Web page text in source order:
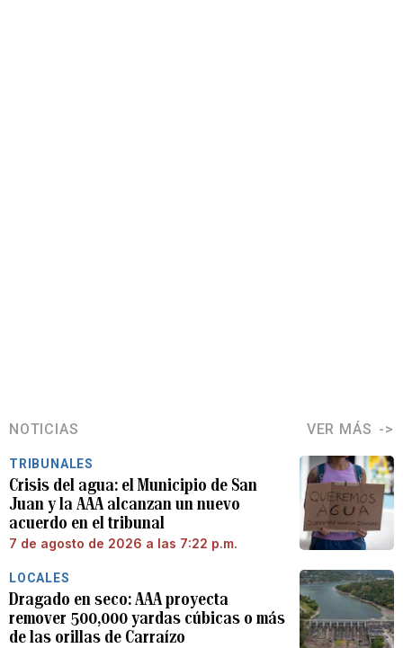
NOTICIAS VER MÁS
TRIBUNALES
Crisis del agua: el Municipio de San
Juan y la AAA alcanzan un nuevo
acuerdo en el tribunal
7 de agosto de 2026 a las 7:22 p.m.
LOCALES
Dragado en seco: AAA proyecta
remover 500,000 yardas cúbicas o más
de las orillas de Carraízo